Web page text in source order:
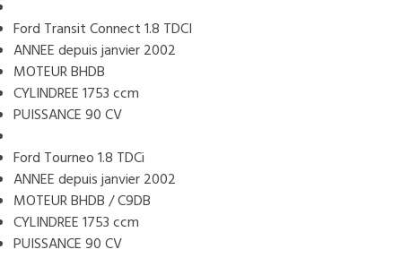
Ford Transit Connect 1.8 TDCI
ANNEE depuis janvier 2002
MOTEUR BHDB
CYLINDREE 1753 ccm
PUISSANCE 90 CV
Ford Tourneo 1.8 TDCi
ANNEE depuis janvier 2002
MOTEUR BHDB / C9DB
CYLINDREE 1753 ccm
PUISSANCE 90 CV